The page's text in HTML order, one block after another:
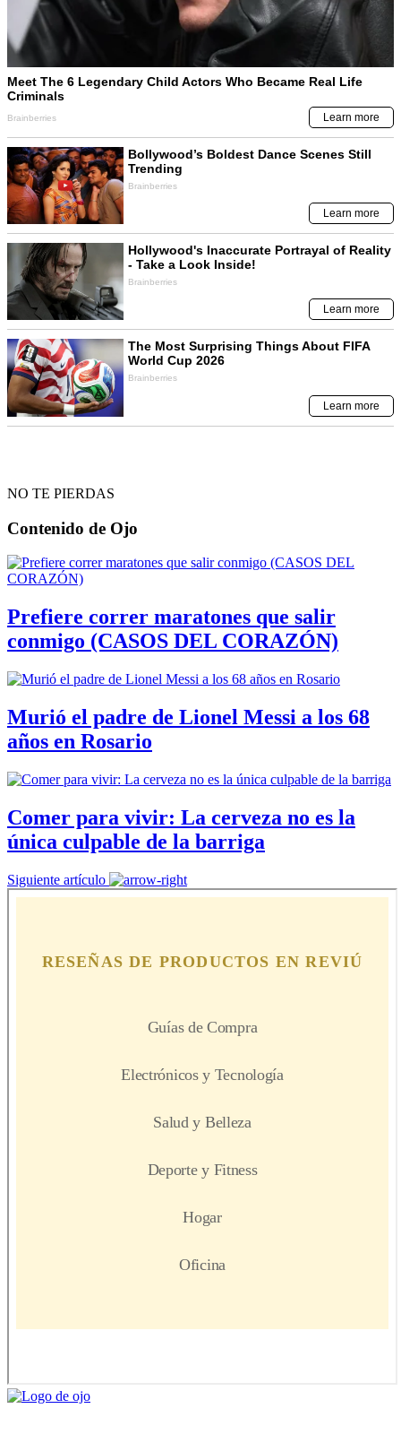
NO TE PIERDAS
Contenido de Ojo
Prefiere correr maratones que salir
conmigo (CASOS DEL CORAZÓN)
Murió el padre de Lionel Messi a los 68
años en Rosario
Comer para vivir: La cerveza no es la
única culpable de la barriga
Siguiente artículo